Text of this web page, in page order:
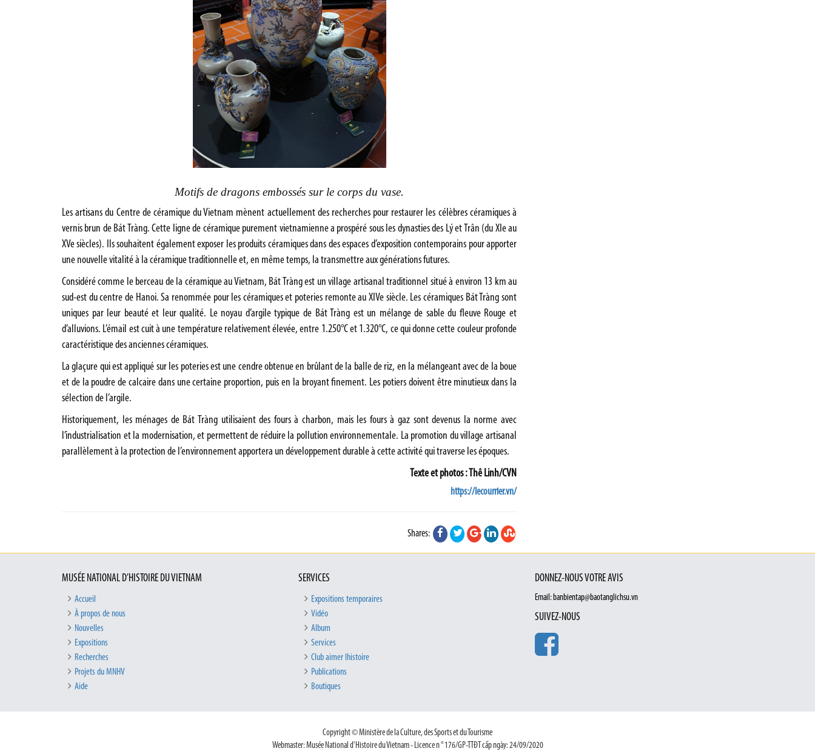
Motifs de dragons embossés sur le corps du vase.
Les artisans du Centre de céramique du Vietnam mènent actuellement des recherches pour restaurer les célèbres céramiques à
vernis brun de Bát Tràng. Cette ligne de céramique purement vietnamienne a prospéré sous les dynasties des Lý et Trân (du XIe au
XVe siècles). Ils souhaitent également exposer les produits céramiques dans des espaces d’exposition contemporains pour apporter
une nouvelle vitalité à la céramique traditionnelle et, en même temps, la transmettre aux générations futures.
Considéré comme le berceau de la céramique au Vietnam, Bát Tràng est un village artisanal traditionnel situé à environ 13 km au
sud-est du centre de Hanoi. Sa renommée pour les céramiques et poteries remonte au XIVe siècle. Les céramiques Bát Tràng sont
uniques par leur beauté et leur qualité. Le noyau d’argile typique de Bát Tràng est un mélange de sable du fleuve Rouge et
d’alluvions. L’émail est cuit à une température relativement élevée, entre 1.250°C et 1.320°C, ce qui donne cette couleur profonde
caractéristique des anciennes céramiques.
La glaçure qui est appliqué sur les poteries est une cendre obtenue en brûlant de la balle de riz, en la mélangeant avec de la boue
et de la poudre de calcaire dans une certaine proportion, puis en la broyant finement. Les potiers doivent être minutieux dans la
sélection de l’argile.
Historiquement, les ménages de Bát Tràng utilisaient des fours à charbon, mais les fours à gaz sont devenus la norme avec
l’industrialisation et la modernisation, et permettent de réduire la pollution environnementale. La promotion du village artisanal
parallèlement à la protection de l’environnement apportera un développement durable à cette activité qui traverse les époques.
Texte et photos : Thê Linh/CVN
https://lecourrier.vn/
Shares:
MUSÉE NATIONAL D’HISTOIRE DU VIETNAM
Accueil
À propos de nous
Nouvelles
Expositions
Recherches
Projets du MNHV
Aide
SERVICES
Expositions temporaires
Vidéo
Album
Services
Club aimer lhistoire
Publications
Boutiques
DONNEZ-NOUS VOTRE AVIS
Email: banbientap@baotanglichsu.vn
SUIVEZ-NOUS
Copyright © Ministère de la Culture, des Sports et du Tourisme
Webmaster: Musée National d'Histoire du Vietnam - Licence n ° 176/GP-TTĐT cấp ngày: 24/09/2020